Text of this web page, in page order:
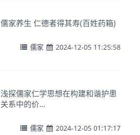
儒家养生 仁德者得其寿(百姓药箱)
儒家 2024-12-05 11:25:58
浅探儒家仁学思想在构建和谐护患
关系中的价...
儒家 2024-12-05 01:17:17